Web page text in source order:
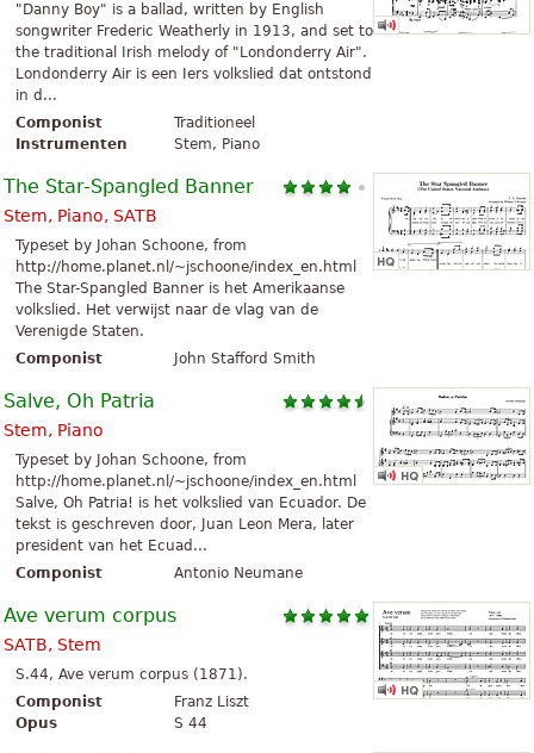
"Danny Boy" is a ballad, written by English
songwriter Frederic Weatherly in 1913, and set to
the traditional Irish melody of "Londonderry Air".
Londonderry Air is een Iers volkslied dat ontstond
in d...
Componist
Traditioneel
Instrumenten
Stem, Piano
The Star-Spangled Banner
Stem, Piano, SATB
Typeset by Johan Schoone, from
http://home.planet.nl/~jschoone/index_en.html
The Star-Spangled Banner is het Amerikaanse
volkslied. Het verwijst naar de vlag van de
Verenigde Staten.
Componist
John Stafford Smith
Salve, Oh Patria
Stem, Piano
Typeset by Johan Schoone, from
http://home.planet.nl/~jschoone/index_en.html
Salve, Oh Patria! is het volkslied van Ecuador. De
tekst is geschreven door, Juan Leon Mera, later
president van het Ecuad...
Componist
Antonio Neumane
Ave verum corpus
SATB, Stem
S.44, Ave verum corpus (1871).
Componist
Franz Liszt
Opus
S 44